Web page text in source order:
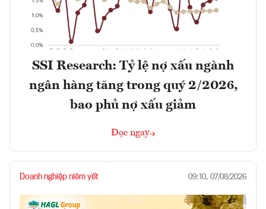
SSI Research: Tỷ lệ nợ xấu ngành
ngân hàng tăng trong quý 2/2026,
bao phủ nợ xấu giảm
Đọc ngay
Doanh nghiệp niêm yết 09:10, 07/08/2026